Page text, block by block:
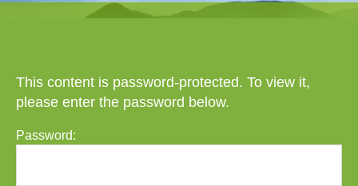
author
date
This content is password-protected. To view it,
please enter the password below.
Password: